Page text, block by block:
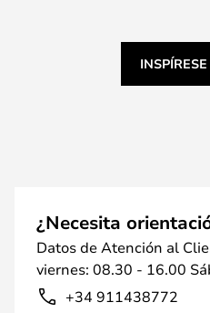
¿Necesita
Datos de Atención al
viernes: 08.30 - 16.00
+34 911438772